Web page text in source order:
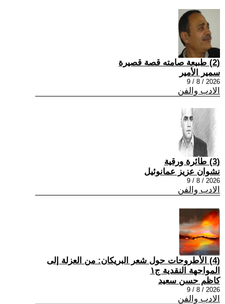
(2) طبيعة صامته قصة قصيرة
سمير الأمير
2026 / 8 / 9
الادب والفن
(3) طائرة ورقية
نشوان عزيز عمانوئيل
2026 / 8 / 9
الادب والفن
(4) الأطروحات حول شعر البريكان: من العزلة إلى
المواجهة النقدية ج١
كاظم حسن سعيد
2026 / 8 / 9
الادب والفن